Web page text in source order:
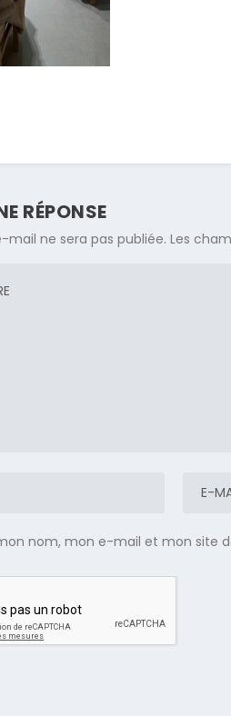
RÉPONSE
mail ne sera pas publiée. Les
nom, mon e-mail et mon site